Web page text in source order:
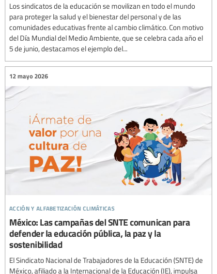
Los sindicatos de la educación se movilizan en todo el mundo
para proteger la salud y el bienestar del personal y de las
comunidades educativas frente al cambio climático. Con motivo
del Día Mundial del Medio Ambiente, que se celebra cada año el
5 de junio, destacamos el ejemplo del...
acción y alfabetización climáticas
12 mayo 2026
México: Las campañas del SNTE comunican para
defender la educación pública, la paz y la
sostenibilidad
El Sindicato Nacional de Trabajadores de la Educación (SNTE) de
México, afiliado a la Internacional de la Educación (IE), impulsa